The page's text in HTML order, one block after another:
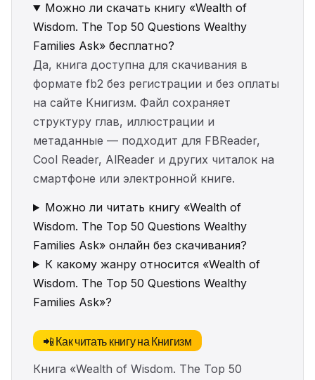
Можно ли скачать книгу «Wealth of
Wisdom. The Top 50 Questions Wealthy
Families Ask» бесплатно?
Да, книга доступна для скачивания в
формате fb2 без регистрации и без оплаты
на сайте Книгизм. Файл сохраняет
структуру глав, иллюстрации и
метаданные — подходит для FBReader,
Cool Reader, AlReader и других читалок на
смартфоне или электронной книге.
Можно ли читать книгу «Wealth of
Wisdom. The Top 50 Questions Wealthy
Families Ask» онлайн без скачивания?
К какому жанру относится «Wealth of
Wisdom. The Top 50 Questions Wealthy
Families Ask»?
📲 Как читать книгу на Книгизм
Книга «Wealth of Wisdom. The Top 50